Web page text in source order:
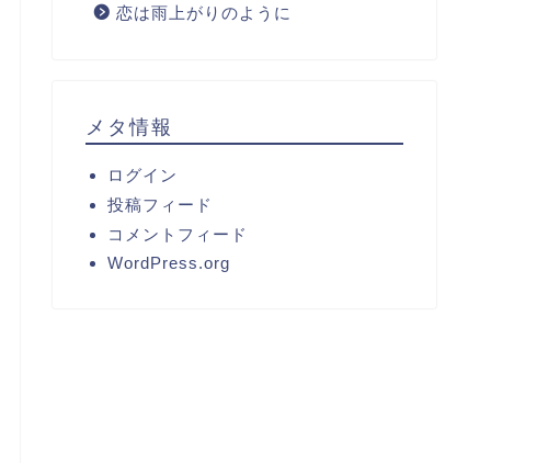
恋は雨上がりのように
メタ情報
ログイン
投稿フィード
コメントフィード
WordPress.org